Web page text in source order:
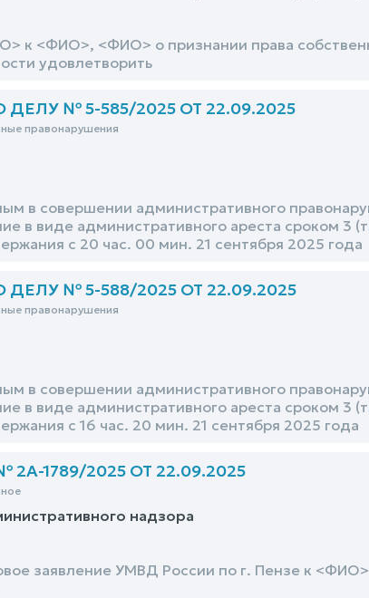
к <ФИО>, <ФИО> о признании права
удовлетворить
№ 5-585/2025 ОТ 22.09.2025
правонарушения
в совершении административного
в виде административного ареста сроком 3
с 20 час. 00 мин. 21 сентября 2025 года
№ 5-588/2025 ОТ 22.09.2025
правонарушения
в совершении административного
в виде административного ареста сроком 3
с 16 час. 20 мин. 21 сентября 2025 года
1789/2025 ОТ 22.09.2025
надзора
заявление УМВД России по г. Пензе к